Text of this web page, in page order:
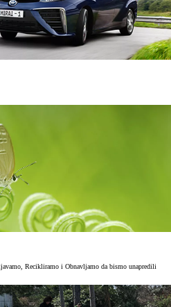
Recikliramo i Obnavljamo da bismo unapredili